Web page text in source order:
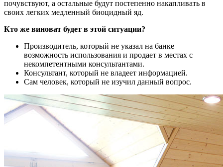
почувствуют, а остальные будут постепенно накапливать в
своих легких медленный биоцидный яд.
Кто же виноват будет в этой ситуации?
Производитель, который не указал на банке
возможность использования и продает в местах с
некомпетентными консультантами.
Консультант, который не владеет информацией.
Сам человек, который не изучил данный вопрос.